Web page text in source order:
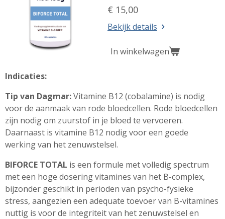
€ 15,00
Bekijk details
In winkelwagen
Indicaties:
Tip van Dagmar:Vitamine B12 (cobalamine) is nodig
voor de aanmaak van rode bloedcellen. Rode bloedcellen
zijn nodig om zuurstof in je bloed te vervoeren.
Daarnaast is vitamine B12 nodig voor een goede
werking van het zenuwstelsel.
BIFORCE TOTAL is een formule met volledig spectrum
met een hoge dosering vitamines van het B-complex,
bijzonder geschikt in perioden van psycho-fysieke
stress, aangezien een adequate toevoer van B-vitamines
nuttig is voor de integriteit van het zenuwstelsel en